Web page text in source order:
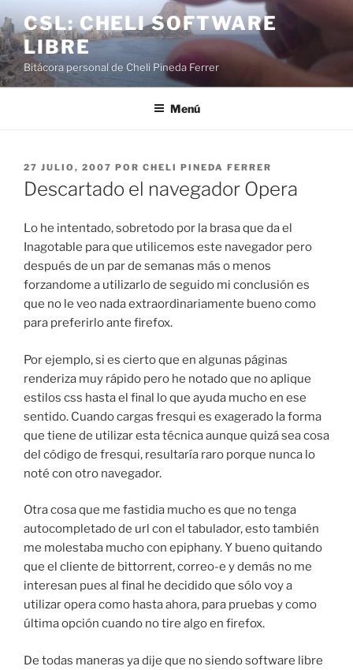
al
contenido
CSL: CHELI SOFTWARE
LIBRE
Bitácora personal de Cheli Pineda Ferrer
Menú
PUBLICADO
EL
27 JULIO, 2007 POR CHELI PINEDA FERRER
Descartado el navegador Opera
Lo he intentado, sobretodo por la brasa que da el
Inagotable para que utilicemos este navegador pero
después de un par de semanas más o menos
forzandome a utilizarlo de seguido mi conclusión es
que no le veo nada extraordinariamente bueno como
para preferirlo ante firefox.
Por ejemplo, si es cierto que en algunas páginas
renderiza muy rápido pero he notado que no aplique
estilos css hasta el final lo que ayuda mucho en ese
sentido. Cuando cargas fresqui es exagerado la forma
que tiene de utilizar esta técnica aunque quizá sea cosa
del código de fresqui, resultaría raro porque nunca lo
noté con otro navegador.
Otra cosa que me fastidia mucho es que no tenga
autocompletado de url con el tabulador, esto también
me molestaba mucho con epiphany. Y bueno quitando
que el cliente de bittorrent, correo-e y demás no me
interesan pues al final he decidido que sólo voy a
utilizar opera como hasta ahora, para pruebas y como
última opción cuando no tire algo en firefox.
De todas maneras ya dije que no siendo software libre